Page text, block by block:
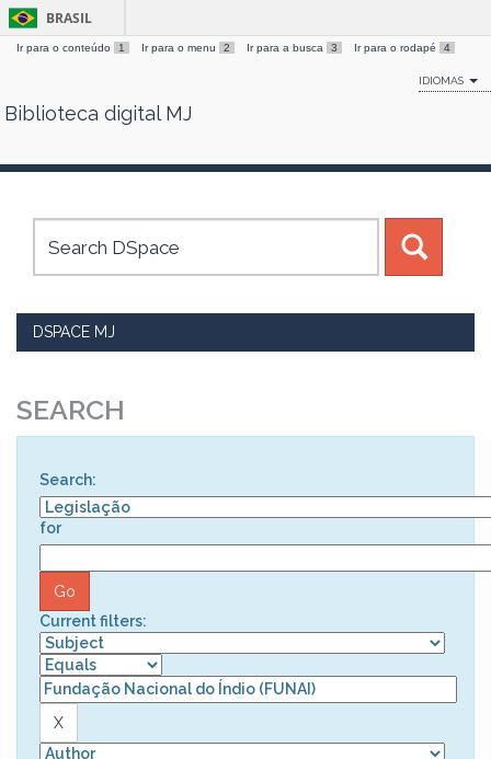
Skip
BRASIL
Ir para o conteúdo 1 Ir para o menu 2 Ir para a busca 3 Ir para o rodapé 4
IDIOMAS
Biblioteca digital MJ
DSPACE MJ
SEARCH
Search:
for
Current filters: